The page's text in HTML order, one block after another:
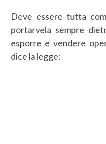
Deve essere tutta
portarvela sempre
esporre e vendere
dice la legge: